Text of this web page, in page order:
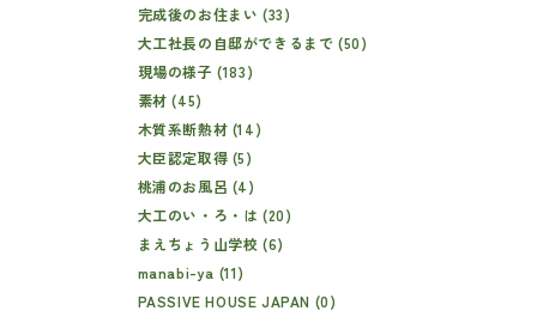
完成後のお住まい (33)
大工社長の自邸ができるまで (50)
現場の様子 (183)
素材 (45)
木質系断熱材 (14)
大臣認定取得 (5)
桃浦のお風呂 (4)
大工のい・ろ・は (20)
まえちょう山学校 (6)
manabi-ya (11)
PASSIVE HOUSE JAPAN (0)